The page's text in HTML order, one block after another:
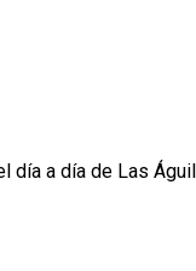
a día de Las